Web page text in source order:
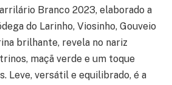
Branco 2023, elaborado a
do Larinho, Viosinho, Gouveio
brilhante, revela no nariz
maçã verde e um toque
Leve, versátil e equilibrado, é a